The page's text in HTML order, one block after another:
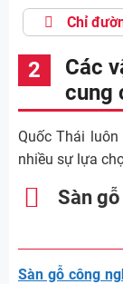
Chỉ
Các
cung
Quốc Thái
nhiều sự lựa
Sàn
Sàn gỗ công